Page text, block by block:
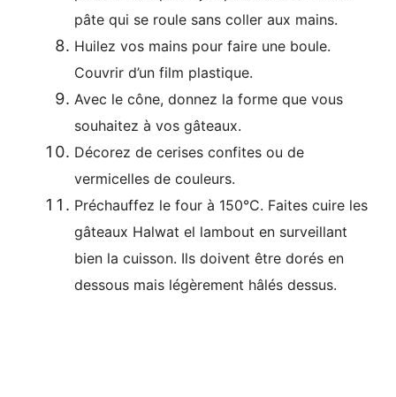
pâte qui se roule sans coller aux mains.
Huilez vos mains pour faire une boule.
Couvrir d’un film plastique.
Avec le cône, donnez la forme que vous
souhaitez à vos gâteaux.
Décorez de cerises confites ou de
vermicelles de couleurs.
Préchauffez le four à 150°C. Faites cuire les
gâteaux Halwat el lambout en surveillant
bien la cuisson. Ils doivent être dorés en
dessous mais légèrement hâlés dessus.